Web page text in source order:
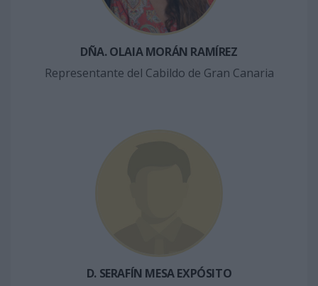
DÑA. OLAIA MORÁN RAMÍREZ
Representante del Cabildo de Gran Canaria
D. SERAFÍN MESA EXPÓSITO